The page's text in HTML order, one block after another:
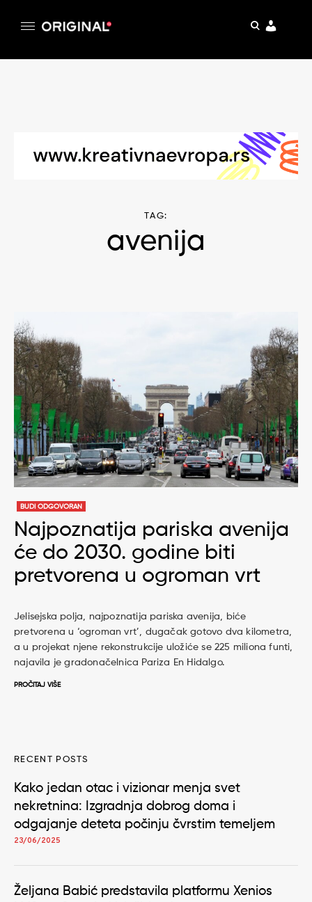
pretraga
TAG:
avenija
BUDI ODGOVORAN
Najpoznatija pariska avenija
će do 2030. godine biti
pretvorena u ogroman vrt
Jelisejska polja, najpoznatija pariska avenija, biće
pretvorena u ‘ogroman vrt’, dugačak gotovo dva kilometra,
a u projekat njene rekonstrukcije uložiće se 225 miliona funti,
najavila je gradonačelnica Pariza En Hidalgo.
PROČITAJ VIŠE
RECENT POSTS
Kako jedan otac i vizionar menja svet
nekretnina: Izgradnja dobrog doma i
odgajanje deteta počinju čvrstim temeljem
23/06/2025
Željana Babić predstavila platformu Xenios